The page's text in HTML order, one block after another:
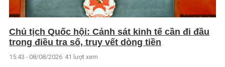
Chủ tịch Quốc hội: Cảnh sát kinh tế cần đi đầu
trong điều tra số, truy vết dòng tiền
15:43 - 08/08/2026 41 lượt xem